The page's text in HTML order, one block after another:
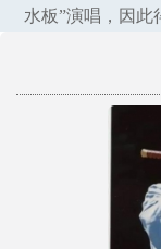
水板”演唱，因此